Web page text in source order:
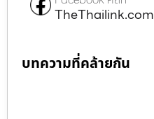
TheThailink.com
บทความที่คล้ายกัน